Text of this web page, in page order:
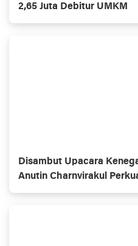
2,65 Juta Debitur UMKM
Disambut Upacara
Anutin Charnvirakul
Thailand